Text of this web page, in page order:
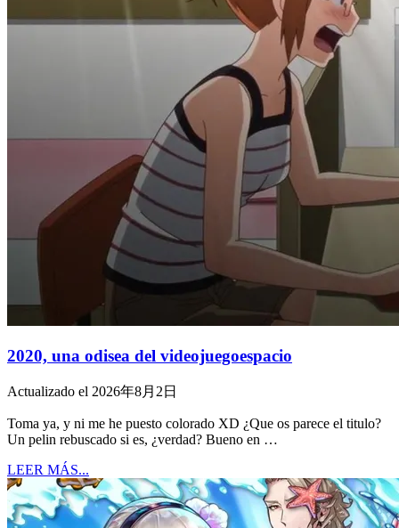
2020, una odisea del videojuegoespacio
Actualizado el 2026年8月2日
Toma ya, y ni me he puesto colorado XD ¿Que os parece el titulo?
Un pelin rebuscado si es, ¿verdad? Bueno en …
LEER MÁS...